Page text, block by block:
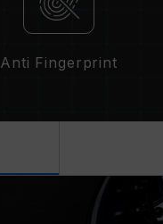
Anti Fingerprint